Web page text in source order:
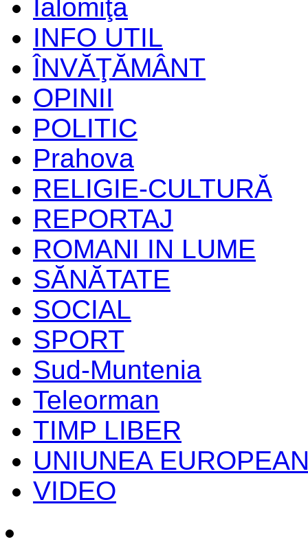
Ialomiţa
INFO UTIL
ÎNVĂŢĂMÂNT
OPINII
POLITIC
Prahova
RELIGIE-CULTURĂ
REPORTAJ
ROMANI IN LUME
SĂNĂTATE
SOCIAL
SPORT
Sud-Muntenia
Teleorman
TIMP LIBER
UNIUNEA
VIDEO